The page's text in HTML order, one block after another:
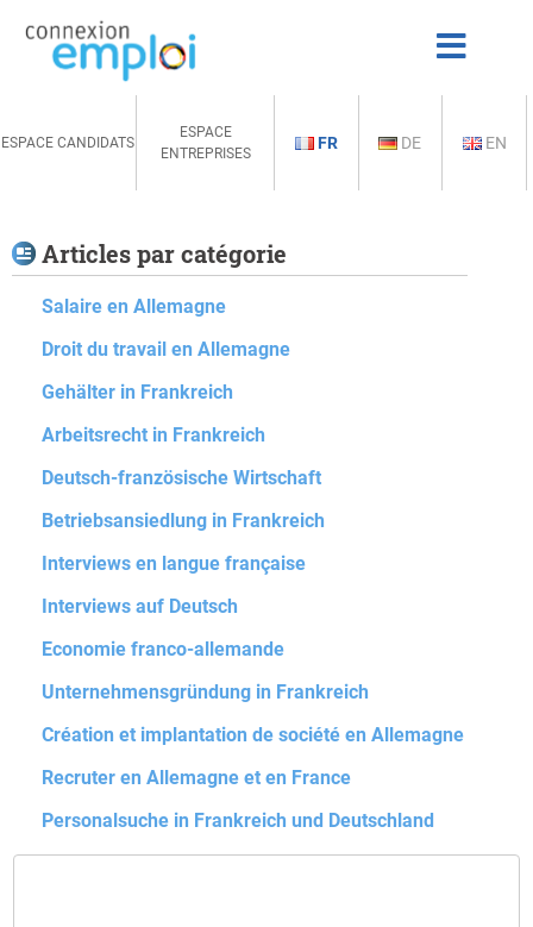
ESPACE CANDIDATS
ESPACE
ENTREPRISES
FR DE EN
Articles par catégorie
Salaire en Allemagne
Droit du travail en Allemagne
Gehälter in Frankreich
Arbeitsrecht in Frankreich
Deutsch-französische Wirtschaft
Betriebsansiedlung in Frankreich
Interviews en langue française
Interviews auf Deutsch
Economie franco-allemande
Unternehmensgründung in Frankreich
Création et implantation de société en Allemagne
Recruter en Allemagne et en France
Personalsuche in Frankreich und Deutschland